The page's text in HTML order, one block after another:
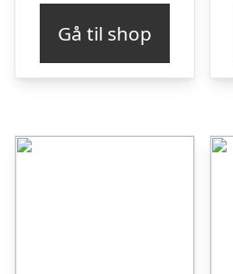
kr. 199,95.kr.
Gå til shop